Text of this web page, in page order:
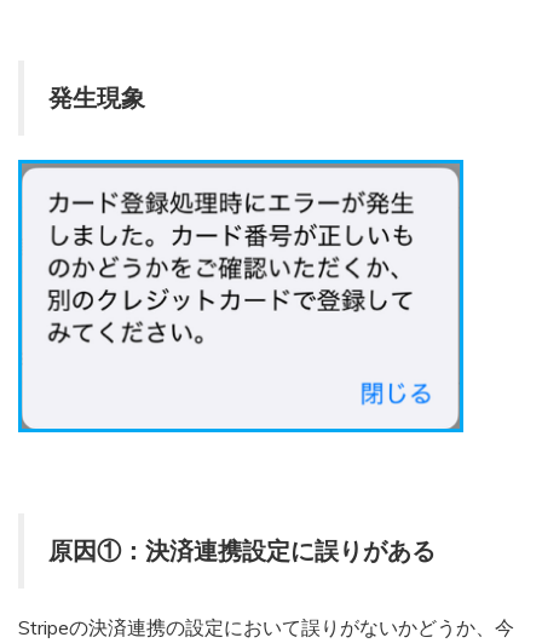
発生現象
原因①：決済連携設定に誤りがある
Stripeの決済連携の設定において誤りがないかどうか、今